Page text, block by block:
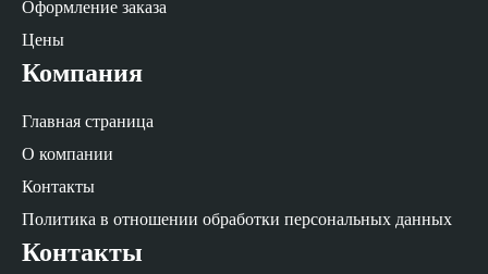
Оформление заказа
Цены
Компания
Главная страница
О компании
Контакты
Политика в отношении обработки персональных данных
Контакты